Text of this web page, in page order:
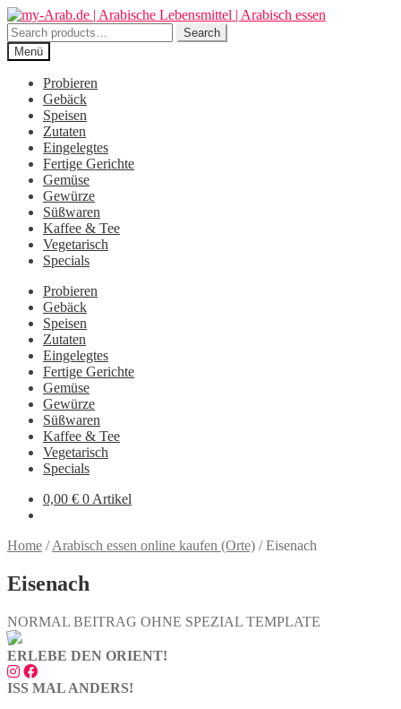
Zur
Navigation
springen
Zum
Inhalt
springen
Search
for:
Search
Menü
Probieren
Gebäck
Speisen
Zutaten
Eingelegtes
Fertige Gerichte
Gemüse
Gewürze
Süßwaren
Kaffee & Tee
Vegetarisch
Specials
Probieren
Gebäck
Speisen
Zutaten
Eingelegtes
Fertige Gerichte
Gemüse
Gewürze
Süßwaren
Kaffee & Tee
Vegetarisch
Specials
0,00 € 0 Artikel
Home /Arabisch essen online kaufen (Orte) /Eisenach
Eisenach
NORMAL BEITRAG OHNE SPEZIAL TEMPLATE
ERLEBE DEN ORIENT!
ISS MAL ANDERS!